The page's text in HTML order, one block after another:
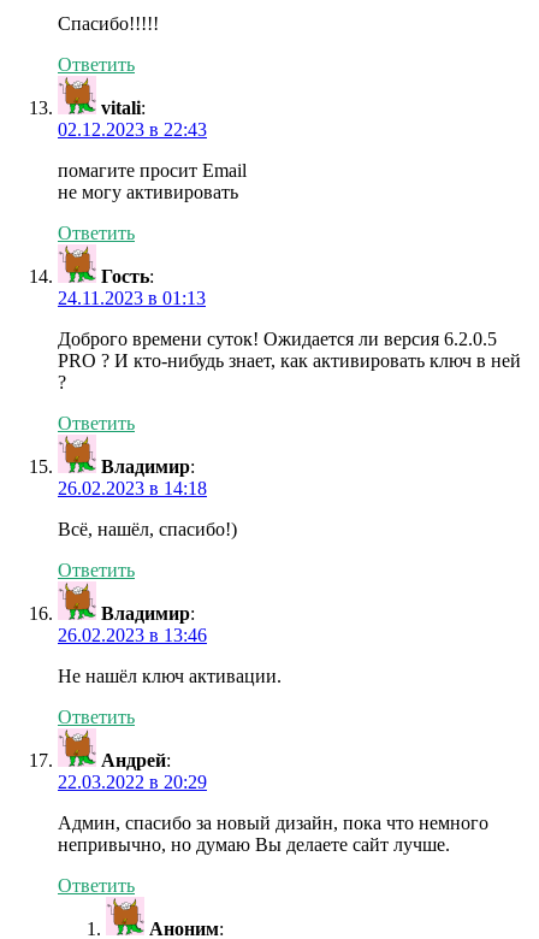
Спасибо!!!!!
Ответить
vitali:
02.12.2023 в 22:43
помагите просит Email
не могу активировать
Ответить
Гость:
24.11.2023 в 01:13
Доброго времени суток! Ожидается ли версия 6.2.0.5
PRO ? И кто-нибудь знает, как активировать ключ в ней
?
Ответить
Владимир:
26.02.2023 в 14:18
Всё, нашёл, спасибо!)
Ответить
Владимир:
26.02.2023 в 13:46
Не нашёл ключ активации.
Ответить
Андрей:
22.03.2022 в 20:29
Админ, спасибо за новый дизайн, пока что немного
непривычно, но думаю Вы делаете сайт лучше.
Ответить
Аноним: